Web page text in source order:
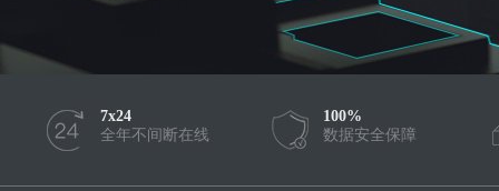
7x24
全年不间断在线
100%
数据安全保障